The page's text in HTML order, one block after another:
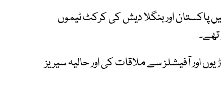
پاکستان اور بنگلا دیش کی کرکٹ ٹیموں
اور آفیشلز سے ملاقات کی اور حالیہ سیریز